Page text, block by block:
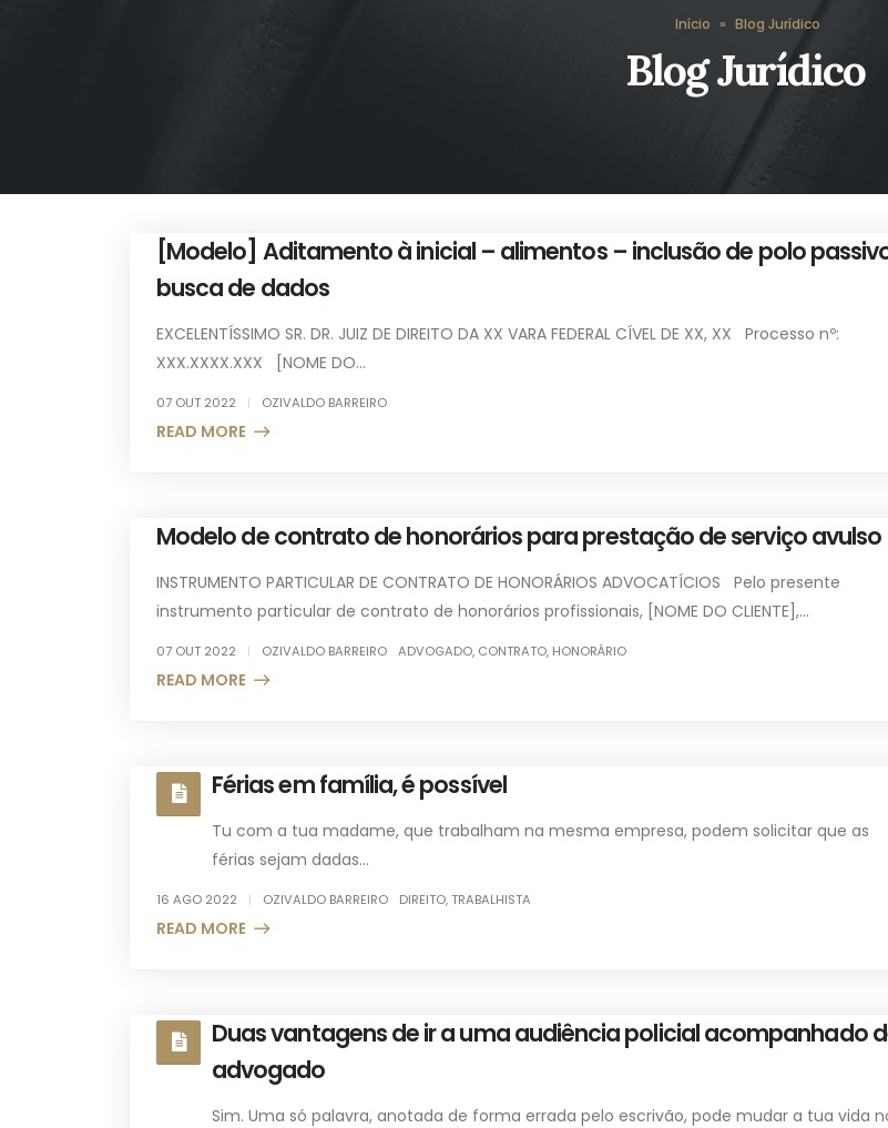
Início » Blog Jurídico
Blog Jurídico
[Modelo] Aditamento à inicial – alimentos – inclusão de polo
busca de dados
EXCELENTÍSSIMO SR. DR. JUIZ DE DIREITO DA XX VARA FEDERAL CÍVEL DE XX, XX Processo nº:
XXX.XXXX.XXX [NOME DO...
07 OUT 2022 OZIVALDO BARREIRO
READ MORE +
Modelo de contrato de honorários para prestação de serviço avulso
INSTRUMENTO PARTICULAR DE CONTRATO DE HONORÁRIOS ADVOCATÍCIOS Pelo presente
instrumento particular de contrato de honorários profissionais, [NOME DO CLIENTE],...
07 OUT 2022 OZIVALDO BARREIRO ADVOGADO, CONTRATO, HONORÁRIO
READ MORE +
Férias em família, é possível
Tu com a tua madame, que trabalham na mesma empresa, podem solicitar que as
férias sejam dadas...
16 AGO 2022 OZIVALDO BARREIRO DIREITO,TRABALHISTA
READ MORE +
Duas vantagens de ir a uma audiência policial acompanhado
advogado
Sim. Uma só palavra, anotada de forma errada pelo escrivão, pode mudar a tua vida